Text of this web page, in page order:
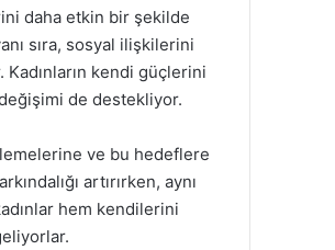
daha etkin bir şekilde
sıra, sosyal ilişkilerini
Kadınların kendi güçlerini
de destekliyor.
ve bu hedeflere
artırırken, aynı
hem kendilerini